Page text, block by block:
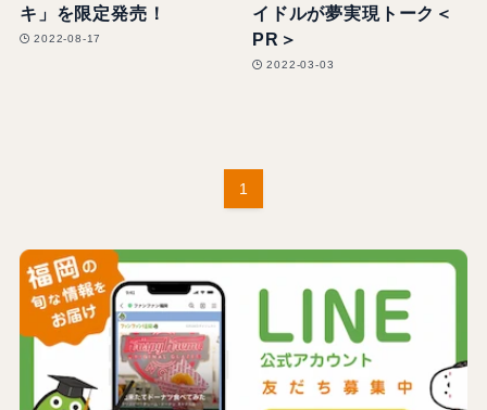
キ」を限定発売！
2022-08-17
イドルが夢実現トーク＜
PR＞
2022-03-03
1